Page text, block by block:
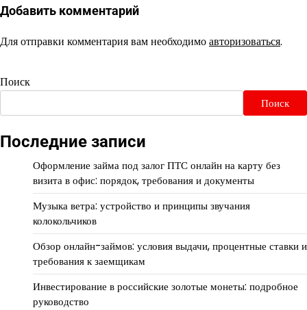
Добавить комментарий
Для отправки комментария вам необходимоавторизоваться.
Поиск
Поиск
Последние записи
Оформление займа под залог ПТС онлайн на карту без
визита в офис: порядок, требования и документы
Музыка ветра: устройство и принципы звучания
колокольчиков
Обзор онлайн-займов: условия выдачи, процентные ставки и
требования к заемщикам
Инвестирование в российские золотые монеты: подробное
руководство